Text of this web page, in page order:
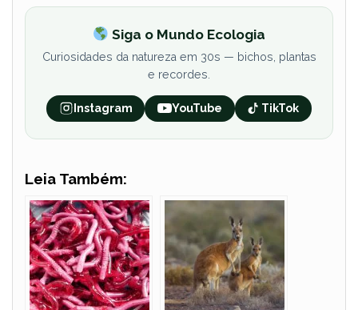
Siga o Mundo Ecologia
Curiosidades da natureza em 30s — bichos, plantas
e recordes.
Instagram YouTube TikTok
Leia Também: